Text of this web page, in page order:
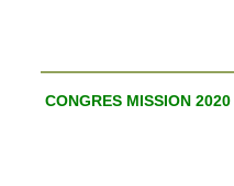
CONGRES MISSION 2020